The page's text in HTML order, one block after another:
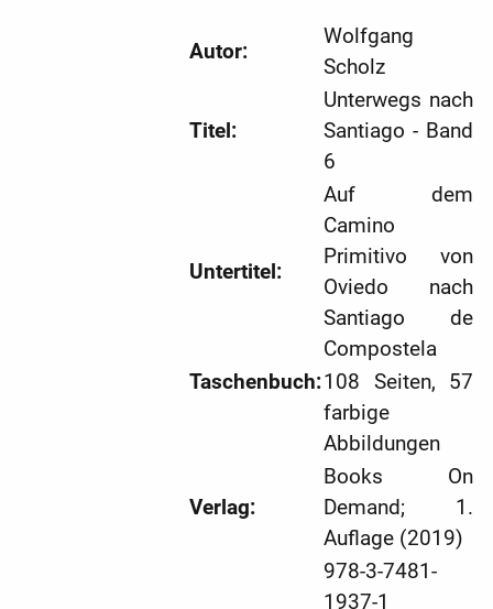
Autor:
Wolfgang
Scholz
Titel:
Unterwegs nach
Santiago - Band
6
Untertitel:
Auf dem
Camino
Primitivo von
Oviedo nach
Santiago de
Compostela
Taschenbuch:108 Seiten, 57
farbige
Abbildungen
Verlag:
Books On
Demand; 1.
Auflage (2019)
978-3-7481-
1937-1